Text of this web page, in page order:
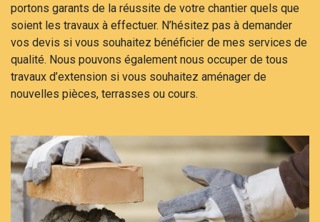
portons garants de la réussite de votre chantier quels que
soient les travaux à effectuer. N’hésitez pas à demander
vos devis si vous souhaitez bénéficier de mes services de
qualité. Nous pouvons également nous occuper de tous
travaux d’extension si vous souhaitez aménager de
nouvelles pièces, terrasses ou cours.